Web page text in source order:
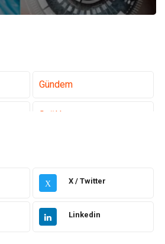
Gündem
Sağlık
Eğitim
Estetik ve Güzellik
X X / Twitter
Linkedin